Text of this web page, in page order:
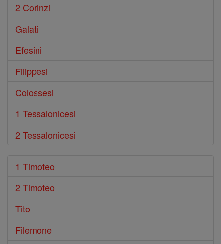
2 Corinzi
Galati
Efesini
Filippesi
Colossesi
1 Tessalonicesi
2 Tessalonicesi
1 Timoteo
2 Timoteo
Tito
Filemone